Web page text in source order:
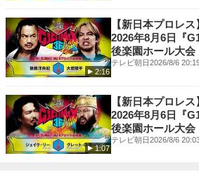
2:16
【新日本プロレ
2026年8月6日『
後楽園ホール大会
テレビ朝日2026/8/6
1:07
【新日本プロレ
2026年8月6日『
後楽園ホール大会
テレビ朝日2026/8/6